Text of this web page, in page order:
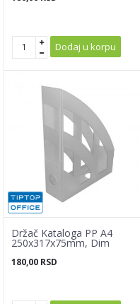
Dodaj u korpu
Držač Kataloga PP A4
250x317x75mm, Dim
180,00 RSD